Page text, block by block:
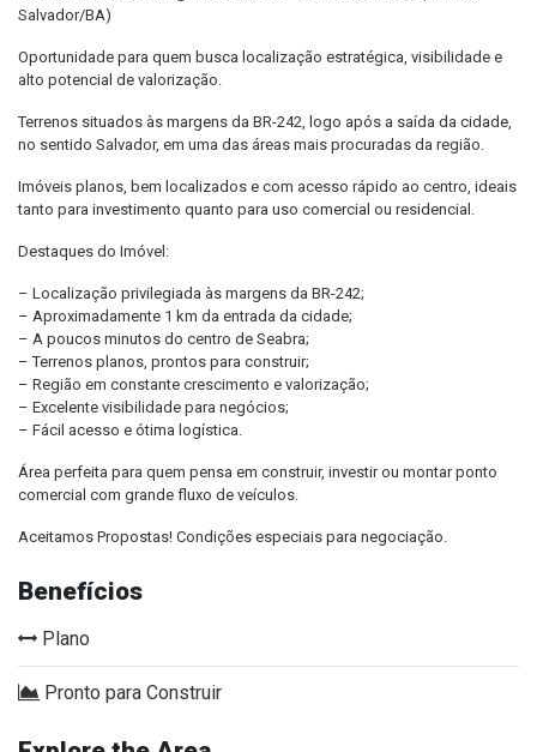
Salvador/BA)
Oportunidade para quem busca localização estratégica, visibilidade e
alto potencial de valorização.
Terrenos situados às margens da BR-242, logo após a saída da cidade,
no sentido Salvador, em uma das áreas mais procuradas da região.
Imóveis planos, bem localizados e com acesso rápido ao centro, ideais
tanto para investimento quanto para uso comercial ou residencial.
Destaques do Imóvel:
– Localização privilegiada às margens da BR-242;
– Aproximadamente 1 km da entrada da cidade;
– A poucos minutos do centro de Seabra;
– Terrenos planos, prontos para construir;
– Região em constante crescimento e valorização;
– Excelente visibilidade para negócios;
– Fácil acesso e ótima logística.
Área perfeita para quem pensa em construir, investir ou montar ponto
comercial com grande fluxo de veículos.
Aceitamos Propostas! Condições especiais para negociação.
Benefícios
Plano
Pronto para Construir